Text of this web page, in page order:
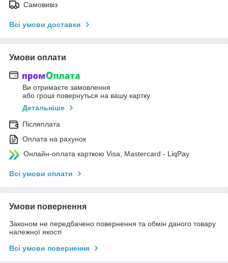
Самовивіз
Всі умови доставки
Умови оплати
Ви отримаєте замовлення
або гроші повернуться на вашу картку
Детальніше
Післяплата
Оплата на рахунок
Онлайн-оплата карткою Visa, Mastercard - LiqPay
Всі умови оплати
Умови повернення
Законом не передбачено повернення та обмін даного товару
належної якості
Всі умови повернення